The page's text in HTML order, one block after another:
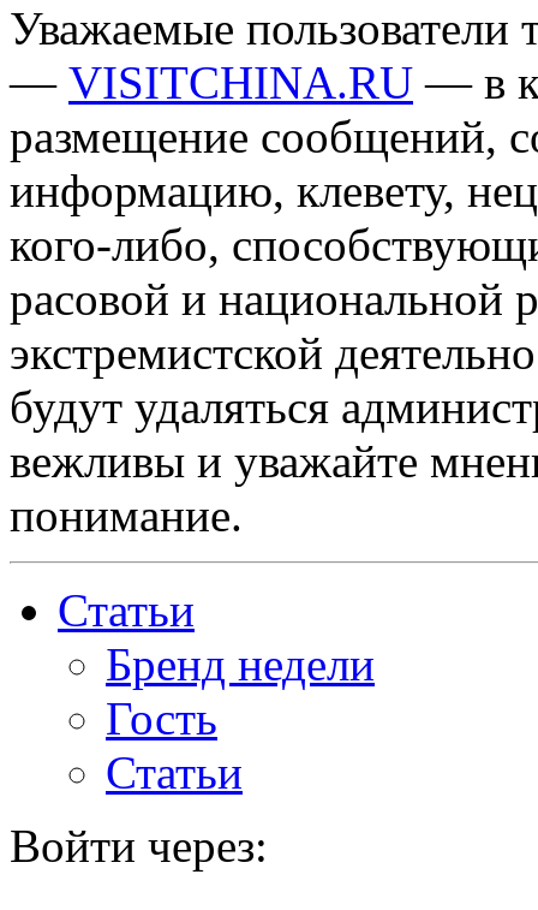
Уважаемые пользователи
— VISITCHINA.RU — в
размещение сообщений,
информацию, клевету,
кого-либо,
расовой и национальной
экстремистской
будут удаляться
вежливы и уважайте
понимание.
Статьи
Бренд недели
Гость
Статьи
Войти через: